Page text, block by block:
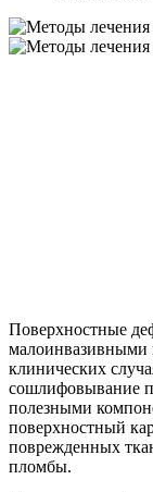
Поверхностные
малоинвазивными
клинических
сошлифовывание
полезными
поверхностный
поврежденных
пломбы.